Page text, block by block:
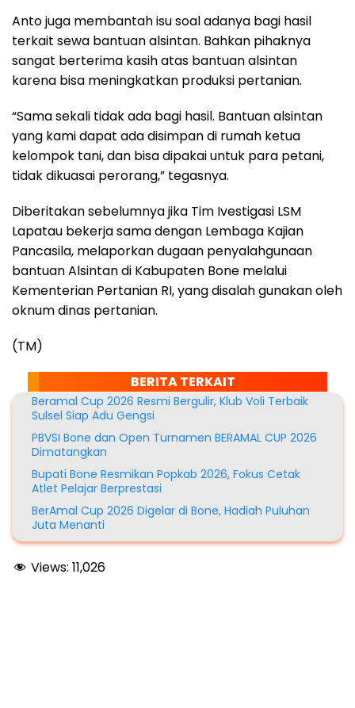
Anto juga membantah isu soal adanya bagi hasil
terkait sewa bantuan alsintan. Bahkan pihaknya
sangat berterima kasih atas bantuan alsintan
karena bisa meningkatkan produksi pertanian.
“Sama sekali tidak ada bagi hasil. Bantuan alsintan
yang kami dapat ada disimpan di rumah ketua
kelompok tani, dan bisa dipakai untuk para petani,
tidak dikuasai perorang,” tegasnya.
Diberitakan sebelumnya jika Tim Ivestigasi LSM
Lapatau bekerja sama dengan Lembaga Kajian
Pancasila, melaporkan dugaan penyalahgunaan
bantuan Alsintan di Kabupaten Bone melalui
Kementerian Pertanian RI, yang disalah gunakan oleh
oknum dinas pertanian.
(TM)
BERITA TERKAIT
Beramal Cup 2026 Resmi Bergulir, Klub Voli Terbaik
Sulsel Siap Adu Gengsi
PBVSI Bone dan Open Turnamen BERAMAL CUP 2026
Dimatangkan
Bupati Bone Resmikan Popkab 2026, Fokus Cetak
Atlet Pelajar Berprestasi
BerAmal Cup 2026 Digelar di Bone, Hadiah Puluhan
Juta Menanti
Views: 11,026